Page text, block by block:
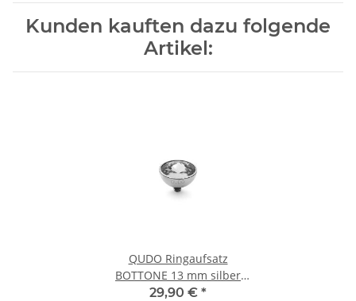
Kunden kauften dazu folgende
Artikel:
QUDO Ringaufsatz
BOTTONE 13 mm silber
CRYSTAL
29,90 € *